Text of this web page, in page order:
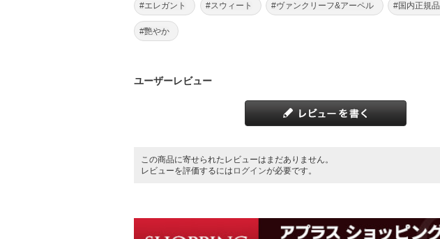
#エレガント #スウィート #ヴァンクリーフ&アーペル #国内正規品
#艷やか
ユーザーレビュー
この商品に寄せられたレビューはまだありません。
レビューを評価するには ログインが必要です。